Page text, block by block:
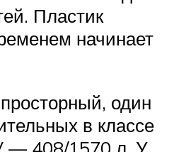
Пластик
начинает
один
в классе
— 408/1570 л. У